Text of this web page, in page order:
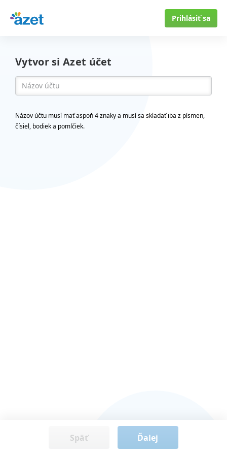
Prihlásiť sa
Vytvor si Azet účet
Názov účtu musí mať aspoň 4 znaky a musí sa skladať iba z písmen,
čísiel, bodiek a pomlčiek.